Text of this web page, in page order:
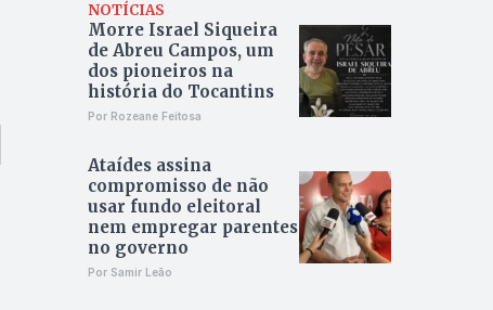
NOTÍCIAS
Morre Israel Siqueira
de Abreu Campos, um
dos pioneiros na
história do Tocantins
Por Rozeane Feitosa
Ataídes assina
compromisso de não
usar fundo eleitoral
nem empregar parentes
no governo
Por Samir Leão